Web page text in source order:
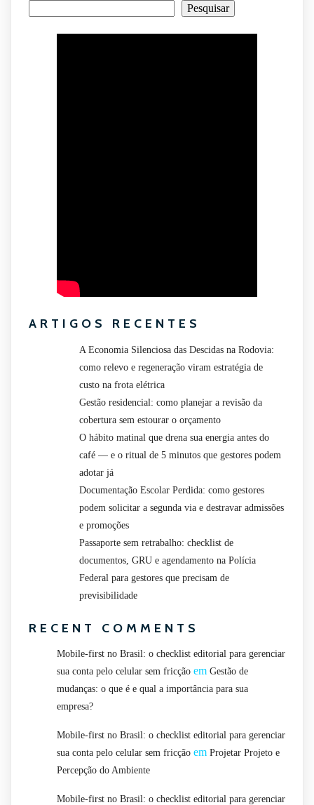
Pesquisar
ARTIGOS RECENTES
A Economia Silenciosa das Descidas na Rodovia:
como relevo e regeneração viram estratégia de
custo na frota elétrica
Gestão residencial: como planejar a revisão da
cobertura sem estourar o orçamento
O hábito matinal que drena sua energia antes do
café — e o ritual de 5 minutos que gestores podem
adotar já
Documentação Escolar Perdida: como gestores
podem solicitar a segunda via e destravar admissões
e promoções
Passaporte sem retrabalho: checklist de
documentos, GRU e agendamento na Polícia
Federal para gestores que precisam de
previsibilidade
RECENT COMMENTS
Mobile-first no Brasil: o checklist editorial para gerenciar
sua conta pelo celular sem fricção em Gestão de
mudanças: o que é e qual a importância para sua
empresa?
Mobile-first no Brasil: o checklist editorial para gerenciar
sua conta pelo celular sem fricção em Projetar Projeto e
Percepção do Ambiente
Mobile-first no Brasil: o checklist editorial para gerenciar